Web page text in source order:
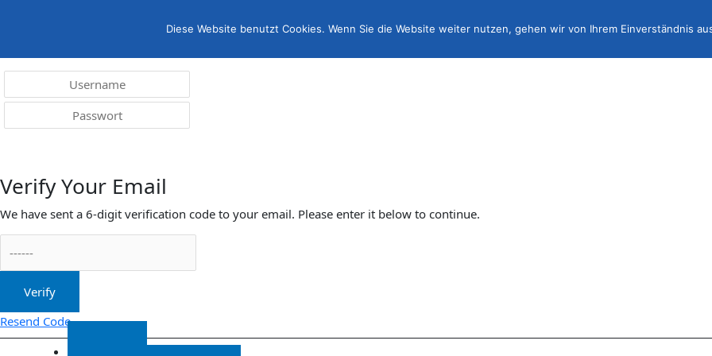
Verify Your Email
We have sent a 6-digit verification code to your email. Please enter it below to continue.
Verify
Resend Code
Diese Website benutzt Cookies. Wenn Sie die Website weiter nutzen, gehen wir von Ihrem Einverständnis